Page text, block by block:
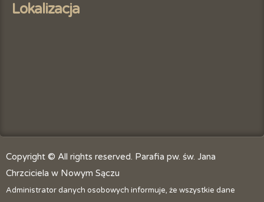
Lokalizacja
Copyright © All rights reserved. Parafia pw. św. Jana
Chrzciciela w Nowym Sączu
Administrator danych osobowych informuje, że wszystkie dane